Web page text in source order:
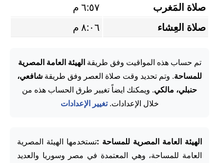
صلاة المَغرب
٦:٥٧ م
صلاة العِشاء
٨:٠٦ م
تم حساب هذه المواقيت وفق طريقةالهيئة العامة المصرية
للمساحة. وتم تحديد وقت صلاة العصر وفق طريقة شافعي،
حنبلي، مالكي. ويمكنك ايضاً تغيير طرق الحساب هذه من
خلال الإعدادات.تغيير الإعدادات
الهيئة العامة المصرية للمساحة :تستخدمها الهيئة المصرية
العامة للمساحة، وهي المعتمدة في مصر وسوريا والعديد